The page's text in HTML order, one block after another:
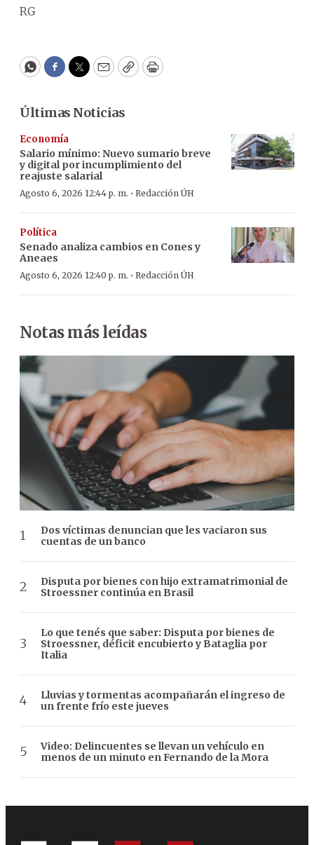
RG
WhatsApp
Facebook
Twitter
EmailCopyPrint
Últimas Noticias
Economía
Salario mínimo: Nuevo sumario breve
y digital por incumplimiento del
reajuste salarial
Agosto 6, 2026 12:44 p. m. · Redacción ÚH
Política
Senado analiza cambios en Cones y
Aneaes
Agosto 6, 2026 12:40 p. m. · Redacción ÚH
Notas más leídas
Dos víctimas denuncian que les vaciaron sus
cuentas de un banco
Disputa por bienes con hijo extramatrimonial de
Stroessner continúa en Brasil
Lo que tenés que saber: Disputa por bienes de
Stroessner, déficit encubierto y Bataglia por
Italia
Lluvias y tormentas acompañarán el ingreso de
un frente frío este jueves
Video: Delincuentes se llevan un vehículo en
menos de un minuto en Fernando de la Mora